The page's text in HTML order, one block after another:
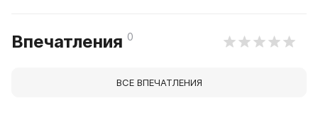
Впечатления 0
ВСЕ ВПЕЧАТЛЕНИЯ